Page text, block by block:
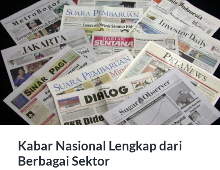
Kabar Nasional Lengkap dari
Berbagai Sektor